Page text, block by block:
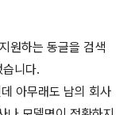
원하는 동글을 검색
니다.
아무래도 남의 회사